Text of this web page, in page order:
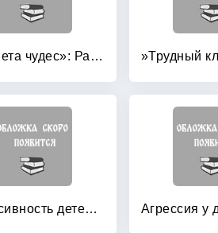
»Планета чудес»: Развивающая сказкотерапия для детей
Агрессивность детей и подростков: Распознавание, лечение, профилактика